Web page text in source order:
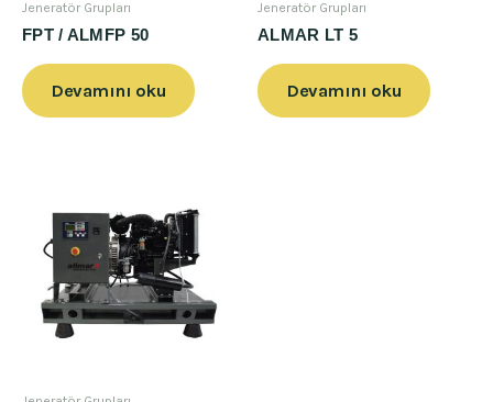
Jeneratör Grupları
FPT / ALMFP 50
Devamını oku
Jeneratör Grupları
ALMAR LT 5
Devamını oku